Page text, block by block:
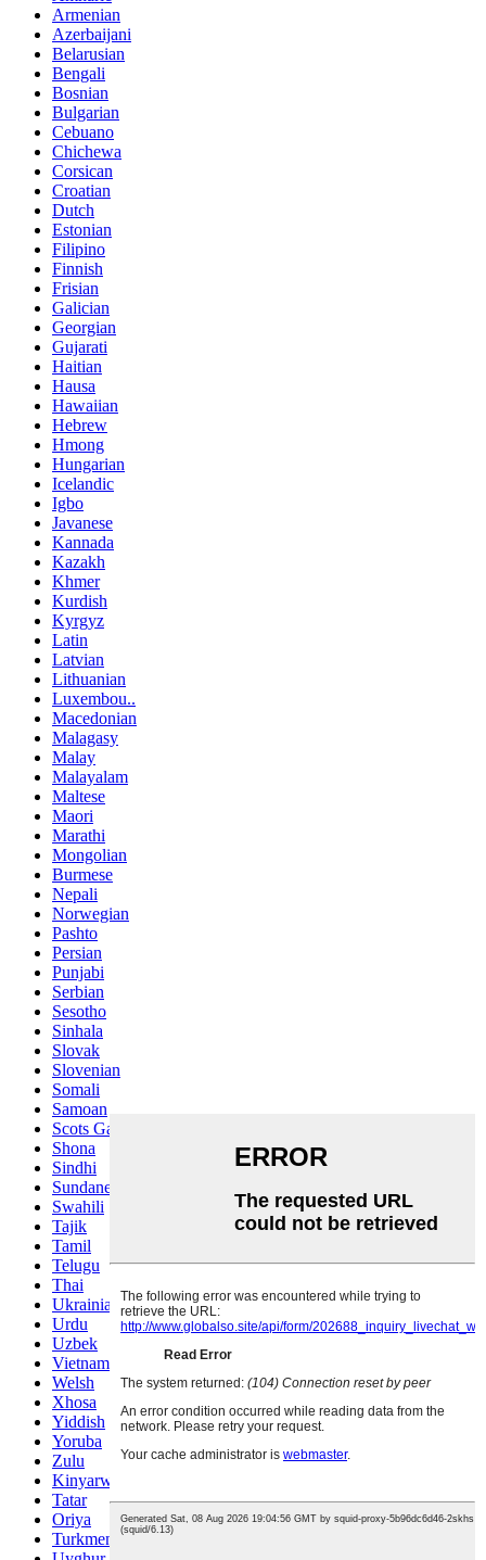
Armenian
Azerbaijani
Belarusian
Bengali
Bosnian
Bulgarian
Cebuano
Chichewa
Corsican
Croatian
Dutch
Estonian
Filipino
Finnish
Frisian
Galician
Georgian
Gujarati
Haitian
Hausa
Hawaiian
Hebrew
Hmong
Hungarian
Icelandic
Igbo
Javanese
Kannada
Kazakh
Khmer
Kurdish
Kyrgyz
Latin
Latvian
Lithuanian
Luxembou..
Macedonian
Malagasy
Malay
Malayalam
Maltese
Maori
Marathi
Mongolian
Burmese
Nepali
Norwegian
Pashto
Persian
Punjabi
Serbian
Sesotho
Sinhala
Slovak
Slovenian
Somali
Samoan
Scots Gaelic
Shona
Sindhi
Sundanese
Swahili
Tajik
Tamil
Telugu
Thai
Ukrainian
Urdu
Uzbek
Vietnamese
Welsh
Xhosa
Yiddish
Yoruba
Zulu
Kinyarwanda
Tatar
Oriya
Turkmen